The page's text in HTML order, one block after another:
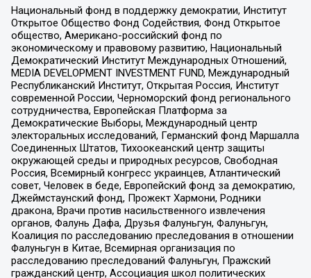
Национальный фонд в поддержку демократии, Институт
Открытое Общество Фонд Содействия, Фонд Открытое
общество, Американо-российский фонд по
экономическому и правовому развитию, Национальный
Демократический Институт Международных Отношений,
MEDIA DEVELOPMENT INVESTMENT FUND, Международный
Республиканский Институт, Открытая Россия, Институт
современной России, Черноморский фонд регионального
сотрудничества, Европейская Платформа за
Демократические Выборы, Международный центр
электоральных исследований, Германский фонд Маршалла
Соединенных Штатов, Тихоокеанский центр защиты
окружающей среды и природных ресурсов, Свободная
Россия, Всемирный конгресс украинцев, Атлантический
совет, Человек в беде, Европейский фонд за демократию,
Джеймстаунский фонд, Прожект Хармони, Родники
дракона, Врачи против насильственного извлечения
органов, Фалунь Дафа, Друзья Фалуньгун, Фалуньгун,
Коалиция по расследованию преследования в отношении
Фалуньгун в Китае, Всемирная организация по
расследованию преследований Фалуньгун, Пражский
гражданский центр, Ассоциация школ политических